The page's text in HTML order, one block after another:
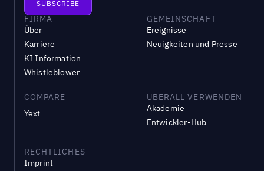
FIRMA
Über
Karriere
KI Information
Whistleblower
GEMEINSCHAFT
Ereignisse
Neuigkeiten und Presse
COMPARE
Yext
UBERALL VERWENDEN
Akademie
Entwickler-Hub
RECHTLICHES
Imprint